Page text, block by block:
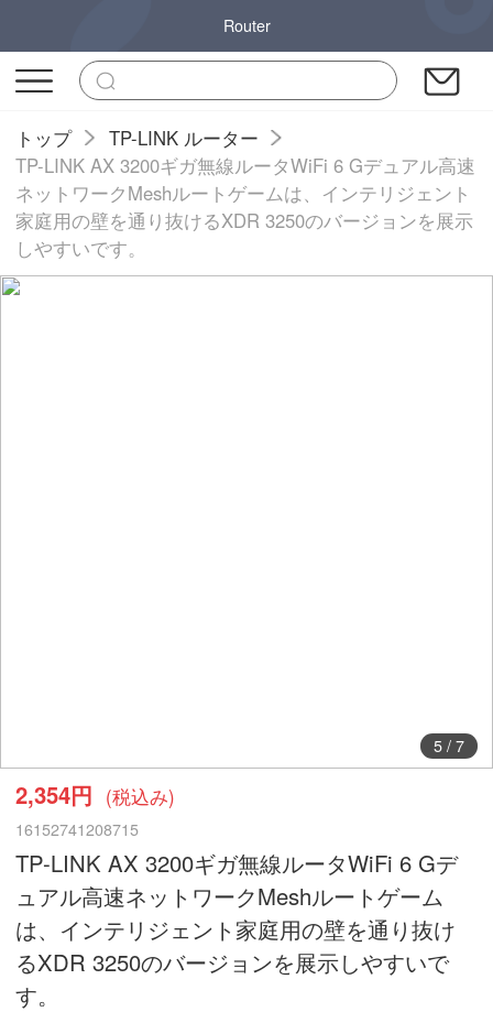
Router
トップ
TP-LINK ルーター
TP-LINK AX 3200ギガ無線ルータWiFi 6 Gデュアル高速
ネットワークMeshルートゲームは、インテリジェント
家庭用の壁を通り抜けるXDR 3250のバージョンを展示
しやすいです。
5/ 7
2,354円 (税込み)
16152741208715
TP-LINK AX 3200ギガ無線ルータWiFi 6 Gデ
ュアル高速ネットワークMeshルートゲーム
は、インテリジェント家庭用の壁を通り抜け
るXDR 3250のバージョンを展示しやすいで
す。